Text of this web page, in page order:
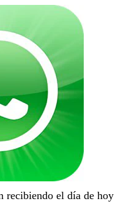
recibiendo el día de hoy